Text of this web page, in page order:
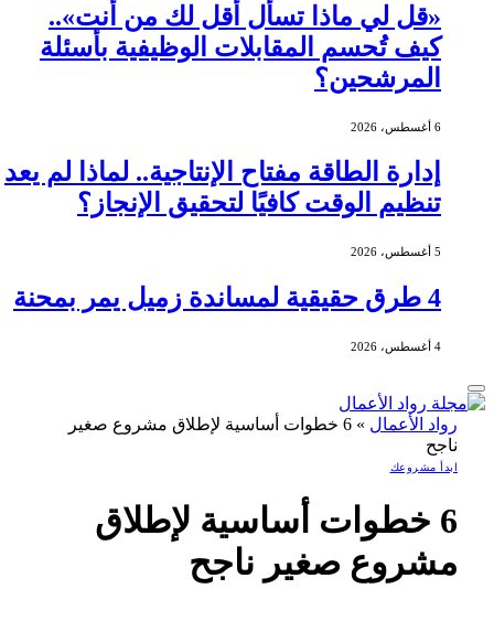
«قل لي ماذا تسأل أقل لك من أنت»..
كيف تُحسم المقابلات الوظيفية بأسئلة
المرشحين؟
6 أغسطس، 2026
إدارة الطاقة مفتاح الإنتاجية.. لماذا لم يعد
تنظيم الوقت كافيًا لتحقيق الإنجاز؟
5 أغسطس، 2026
4 طرق حقيقية لمساندة زميل يمر بمحنة
4 أغسطس، 2026
رواد الأعمال»
6 خطوات أساسية لإطلاق مشروع صغير
ناجح
ابدأ مشروعك
6 خطوات أساسية لإطلاق
مشروع صغير ناجح